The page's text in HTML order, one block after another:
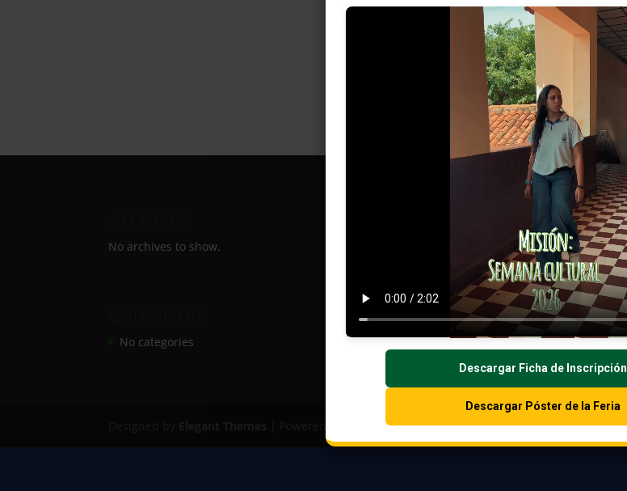
Descargar Ficha de Inscripción
Descargar Póster de la Feria
No archives to show.
No categories
WordPress